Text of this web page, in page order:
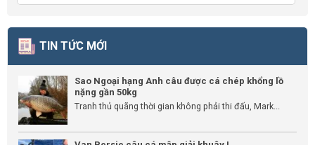
TIN TỨC MỚI
Sao Ngoại hạng Anh câu được cá chép khổng lồ
nặng gần 50kg
Tranh thủ quãng thời gian không phải thi đấu, Mark...